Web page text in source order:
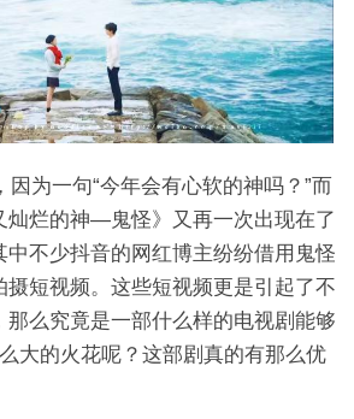
因为一句“今年会有心软的神吗？”而
灿烂的神—鬼怪》又再一次出现在了
中不少抖音的网红博主纷纷借用鬼怪
摄短视频。这些短视频更是引起了不
那么究竟是一部什么样的电视剧能够
大的火花呢？这部剧真的有那么优